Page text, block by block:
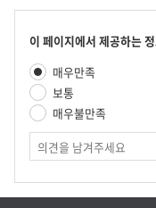
콘
츠
만
족
도
조
사
이 페이지에서 제공하는
만
족
도
평
가
매우만족
보통
매우불만족
견